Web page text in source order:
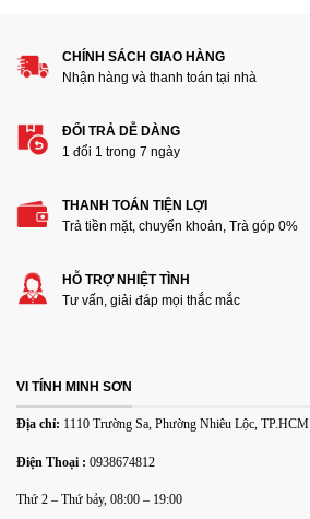
CHÍNH SÁCH GIAO HÀNG
Nhận hàng và thanh toán tại nhà
ĐỔI TRẢ DỄ DÀNG
1 đổi 1 trong 7 ngày
THANH TOÁN TIỆN LỢI
Trả tiền mặt, chuyển khoản, Trà góp 0%
HỖ TRỢ NHIỆT TÌNH
Tư vấn, giải đáp mọi thắc mắc
VI TÍNH MINH SƠN
Địa chỉ: 1110 Trường Sa, Phường Nhiêu Lộc, TP.HCM
Điện Thoại : 0938674812
Thứ 2 – Thứ bảy, 08:00 – 19:00